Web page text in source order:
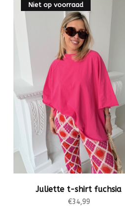
Niet op voorraad
Juliette t-shirt fuchsia
€34,99